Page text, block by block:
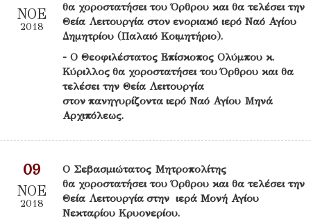
ΝΟΕ
2018
θα χοροστατήσει του Όρθρου και θα τελέσει την
Θεία Λειτουργία στον ενοριακό ιερό Ναό Αγίου
Δημητρίου (Παλαιό Κοιμητήριο).
- O Θεοφιλέστατος Επίσκοπος Ολύμπου κ.
Κύριλλος θα χοροστατήσει του Όρθρου και θα
τελέσει την Θεία Λειτουργία
στον πανηγυρίζοντα ιερό Ναό Αγίου Μηνά
Αρχιπόλεως.
09
ΝΟΕ
2018
Ο Σεβασμιώτατος Μητροπολίτης
θα χοροστατήσει του Όρθρου και θα τελέσει την
Θεία Λειτουργία στην ιερά Μονή Αγίου
Νεκταρίου Κρυονερίου.